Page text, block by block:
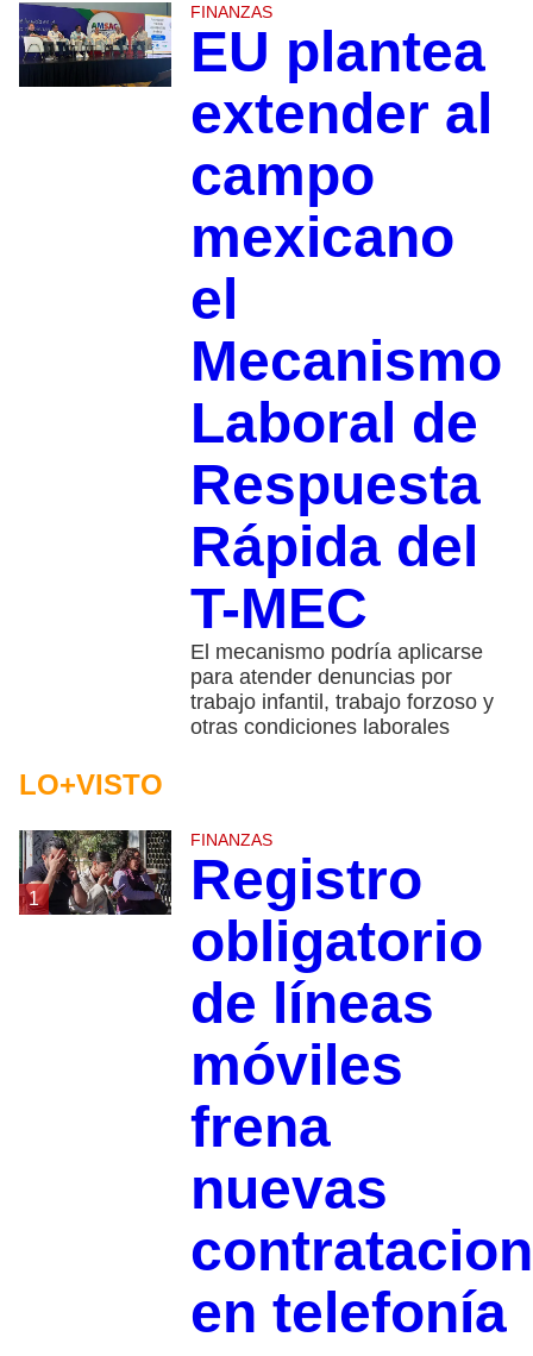
FINANZAS
EU plantea
extender al
campo
mexicano
el
Mecanismo
Laboral de
Respuesta
Rápida del
T-MEC
El mecanismo podría aplicarse
para atender denuncias por
trabajo infantil, trabajo forzoso y
otras condiciones laborales
LO+VISTO
1
FINANZAS
Registro
obligatorio
de líneas
móviles
frena
nuevas
en telefonía